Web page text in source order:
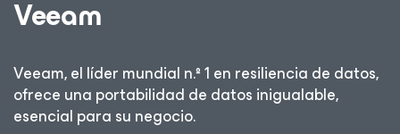
Veeam
Veeam, el líder mundial n.º 1 en resiliencia de datos,
ofrece una portabilidad de datos inigualable,
esencial para su negocio.